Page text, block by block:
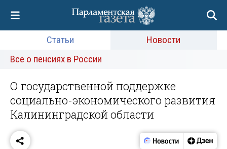
Статьи
Новости
Все о пенсиях в России
О государственной поддержке
социально-экономического развития
Калининградской области